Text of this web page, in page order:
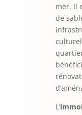
mer. Il
de
L’